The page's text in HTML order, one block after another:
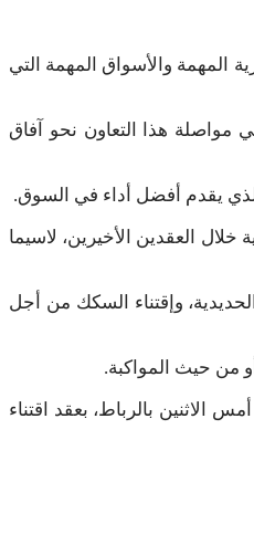
المهمة والأسواق المهمة التي
مواصلة هذا التعاون نحو آفاق
يقدم أفضل أداء في السوق.
العقدين الأخيرين، لاسيما
وإقتناء السكك من أجل
من حيث المواكبة.
الاثنين بالرباط، بعقد اقتناء